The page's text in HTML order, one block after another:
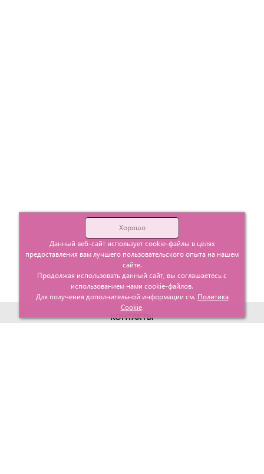
КОНТАКТЫ
Хорошо
Данный веб-сайт использует cookie-файлы в целях
предоставления вам лучшего пользовательского опыта на нашем
сайте.
Продолжая использовать данный сайт, вы соглашаетесь с
использованием нами cookie-файлов.
Для получения дополнительной информации см. Политика
Cookie.